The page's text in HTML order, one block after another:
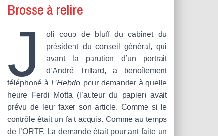
Brosse à relire
J
oli coup de bluff du cabinet du
président du conseil général, qui
avant la parution d’un portrait
d’André Trillard, a benoîtement
téléphoné à L’Hebdo pour demander à quelle
heure Ferdi Motta (l’auteur du papier) avait
prévu de leur faxer son article. Comme si le
contrôle était un fait acquis. Comme au temps
de l’ORTF. La demande était pourtant faite un